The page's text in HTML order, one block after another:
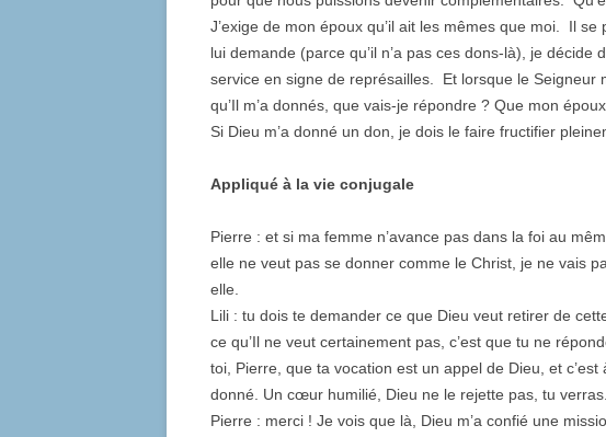
J’exige de mon époux qu’il ait les mêmes que moi. Il
lui demande (parce qu’il n’a pas ces dons-là), je décide
service en signe de représailles. Et lorsque le Seigneur
qu’Il m’a donnés, que vais-je répondre ? Que mon
Si Dieu m’a donné un don, je dois le faire fructifier
Appliqué à la vie conjugale
Pierre : et si ma femme n’avance pas dans la foi au
elle ne veut pas se donner comme le Christ, je ne vais
elle.
Lili : tu dois te demander ce que Dieu veut retirer de
ce qu’Il ne veut certainement pas, c’est que tu ne
toi, Pierre, que ta vocation est un appel de Dieu, et
donné. Un cœur humilié, Dieu ne le rejette pas, tu verras.
Pierre : merci ! Je vois que là, Dieu m’a confié une